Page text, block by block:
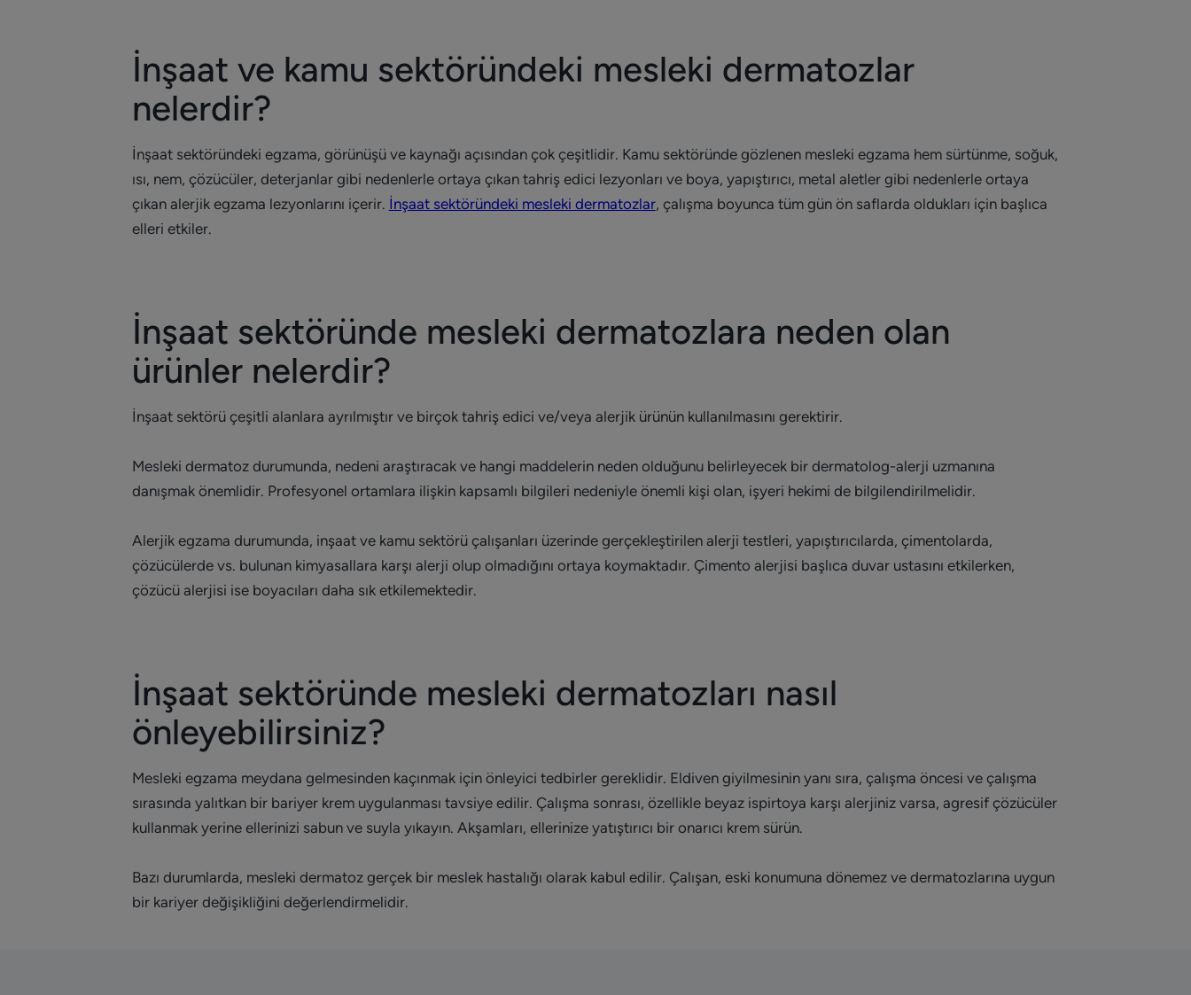
İnşaat ve kamu sektöründeki mesleki dermatozlar
nelerdir?
İnşaat sektöründeki egzama, görünüşü ve kaynağı açısından çok çeşitlidir. Kamu sektöründe gözlenen mesleki egzama hem sürtünme, soğuk,
ısı, nem, çözücüler, deterjanlar gibi nedenlerle ortaya çıkan tahriş edici lezyonları ve boya, yapıştırıcı, metal aletler gibi nedenlerle ortaya
çıkan alerjik egzama lezyonlarını içerir. İnşaat sektöründeki mesleki dermatozlar, çalışma boyunca tüm gün ön saflarda oldukları için başlıca
elleri etkiler.
İnşaat sektöründe mesleki dermatozlara neden olan
ürünler nelerdir?
İnşaat sektörü çeşitli alanlara ayrılmıştır ve birçok tahriş edici ve/veya alerjik ürünün kullanılmasını gerektirir.
Mesleki dermatoz durumunda, nedeni araştıracak ve hangi maddelerin neden olduğunu belirleyecek bir dermatolog-alerji uzmanına
danışmak önemlidir. Profesyonel ortamlara ilişkin kapsamlı bilgileri nedeniyle önemli kişi olan, işyeri hekimi de bilgilendirilmelidir.
Alerjik egzama durumunda, inşaat ve kamu sektörü çalışanları üzerinde gerçekleştirilen alerji testleri, yapıştırıcılarda, çimentolarda,
çözücülerde vs. bulunan kimyasallara karşı alerji olup olmadığını ortaya koymaktadır. Çimento alerjisi başlıca duvar ustasını etkilerken,
çözücü alerjisi ise boyacıları daha sık etkilemektedir.
İnşaat sektöründe mesleki dermatozları nasıl
önleyebilirsiniz?
Mesleki egzama meydana gelmesinden kaçınmak için önleyici tedbirler gereklidir. Eldiven giyilmesinin yanı sıra, çalışma öncesi ve çalışma
sırasında yalıtkan bir bariyer krem uygulanması tavsiye edilir. Çalışma sonrası, özellikle beyaz ispirtoya karşı alerjiniz varsa, agresif çözücüler
kullanmak yerine ellerinizi sabun ve suyla yıkayın. Akşamları, ellerinize yatıştırıcı bir onarıcı krem sürün.
Bazı durumlarda, mesleki dermatoz gerçek bir meslek hastalığı olarak kabul edilir. Çalışan, eski konumuna dönemez ve dermatozlarına uygun
bir kariyer değişikliğini değerlendirmelidir.